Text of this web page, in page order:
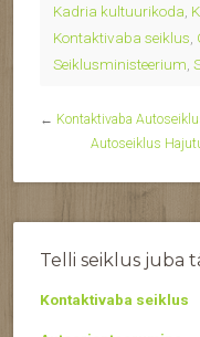
Kadria kultuurikoda
Kontaktivaba seiklus
Seiklusministeerium
← Kontaktivaba
Autoseiklus
Telli seiklus juba
Kontaktivaba seiklus